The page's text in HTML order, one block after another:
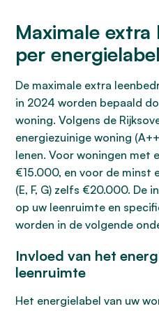
Maximale extra
per
De maximale extra
in 2024 worden bepaald
woning. Volgens de
energiezuinige woning
lenen. Voor woningen met
€15.000, en voor de minst
(E, F, G) zelfs €20.000. De
op uw leenruimte en
worden in de volgende
Invloed van het
leenruimte
Het energielabel van uw